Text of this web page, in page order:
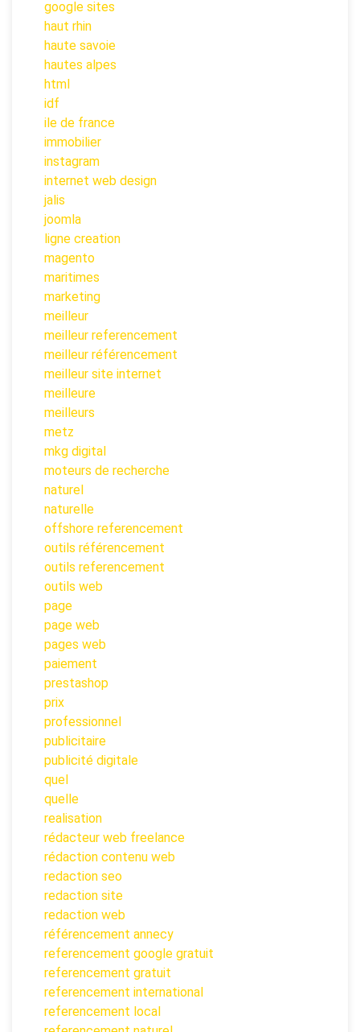
google sites
haut rhin
haute savoie
hautes alpes
html
idf
ile de france
immobilier
instagram
internet web design
jalis
joomla
ligne creation
magento
maritimes
marketing
meilleur
meilleur referencement
meilleur référencement
meilleur site internet
meilleure
meilleurs
metz
mkg digital
moteurs de recherche
naturel
naturelle
offshore referencement
outils référencement
outils referencement
outils web
page
page web
pages web
paiement
prestashop
prix
professionnel
publicitaire
publicité digitale
quel
quelle
realisation
rédacteur web freelance
rédaction contenu web
redaction seo
redaction site
redaction web
référencement annecy
referencement google gratuit
referencement gratuit
referencement international
referencement local